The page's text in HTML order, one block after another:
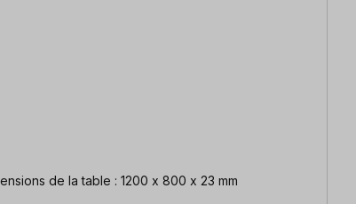
deux faces | dimensions de la table : 1200 x 800 x 23 mm